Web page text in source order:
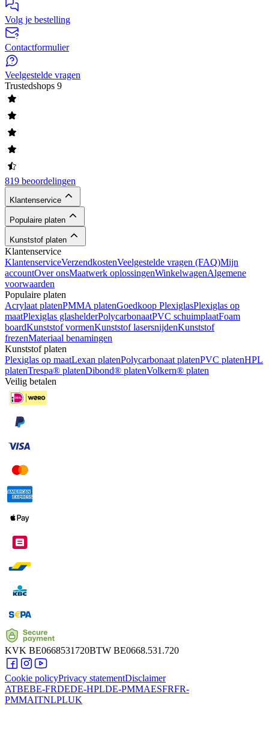
Volg je bestelling
Contactformulier
Veelgestelde vragen
Trustedshops 9
819 beoordelingen
Klantenservice
Populaire platen
Kunststof platen
Klantenservice
KlantenserviceVerzendkostenVeelgestelde vragen (FAQ)Mijn
accountOver onsMaatwerk oplossingenWinkelwagenAlgemene
voorwaarden
Populaire platen
Acrylaat platenPMMA platenGoedkoop PlexiglasPlexiglas op
maatPlexiglas glashelderPolycarbonaatPVC schuimplaatFoam
boardKunststof vormenKunststof lasersnijdenKunststof
frezenMateriaal benamingen
Kunststof platen
Plexiglas op maatLexan platenPolycarbonaat platenPVC platenHPL
platenTrespa® platenDibond® platenVolkern® platen
Veilig betalen
KVK BE0668531720BTW BE0668.531.720
Cookie policyPrivacy statementDisclaimer
ATBEBE-FRDEDE-HPLDE-PMMAESFRFR-
PMMAITNLPLUK